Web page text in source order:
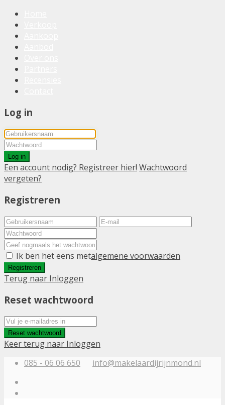
Log in
Log in
Een account nodig? Registreer hier! Wachtwoord
vergeten?
Registreren
Ik ben het eens metalgemene voorwaarden
Registreren
Terug naar Inloggen
Reset wachtwoord
Reset wachtwoord
Keer terug naar Inloggen
085 - 06 06 650
info@makelaardijrijnmond.nl